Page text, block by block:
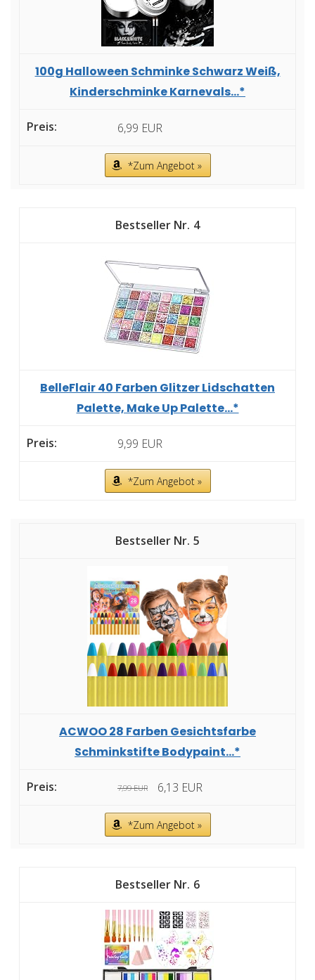
100g Halloween Schminke Schwarz Weiß,
Kinderschminke Karnevals...*
6,99 EUR
*Zum Angebot »
4
BelleFlair 40 Farben Glitzer Lidschatten
Palette, Make Up Palette...*
9,99 EUR
*Zum Angebot »
5
ACWOO 28 Farben Gesichtsfarbe
Schminkstifte Bodypaint...*
7,99 EUR 6,13 EUR
*Zum Angebot »
6